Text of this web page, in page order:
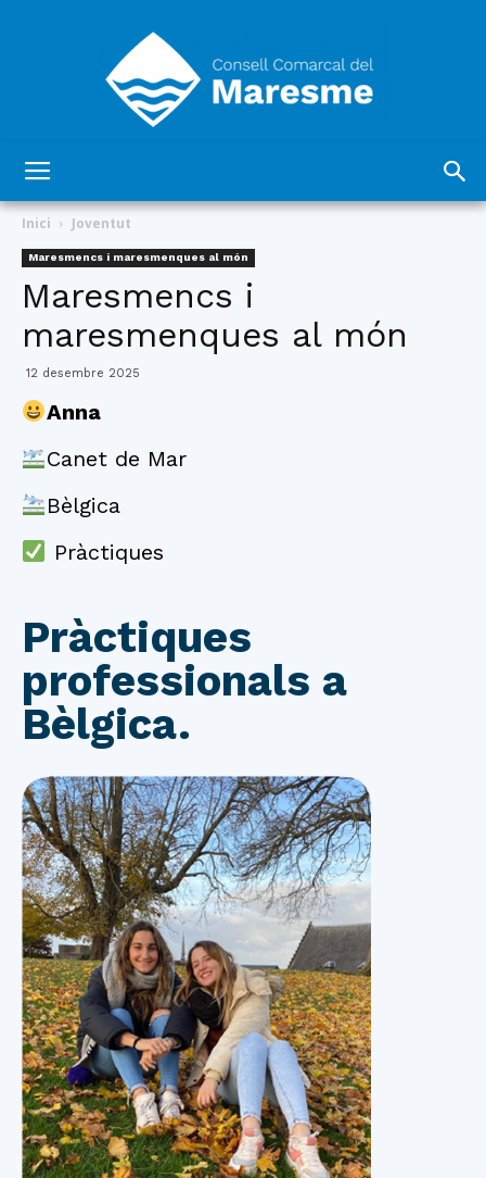
Comarcal
Inici Joventut
Maresmencs i maresmenques al món
Maresmencs i
maresmenques al món
12 desembre 2025
Anna
Canet de Mar
Bèlgica
Pràctiques
Pràctiques
professionals a
Bèlgica.